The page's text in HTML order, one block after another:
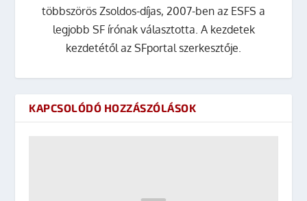
többszörös Zsoldos-díjas, 2007-ben az ESFS a
legjobb SF írónak választotta. A kezdetek
kezdetétől az SFportal szerkesztője.
KAPCSOLÓDÓ HOZZÁSZÓLÁSOK